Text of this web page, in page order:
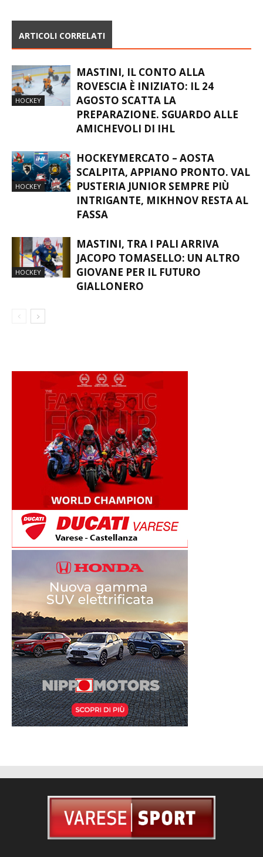
ARTICOLI CORRELATI
HOCKEY
MASTINI, IL CONTO ALLA
ROVESCIA È INIZIATO: IL 24
AGOSTO SCATTA LA
PREPARAZIONE. SGUARDO ALLE
AMICHEVOLI DI IHL
HOCKEY
HOCKEYMERCATO – AOSTA
SCALPITA, APPIANO PRONTO. VAL
PUSTERIA JUNIOR SEMPRE PIÙ
INTRIGANTE, MIKHNOV RESTA AL
FASSA
HOCKEY
MASTINI, TRA I PALI ARRIVA
JACOPO TOMASELLO: UN ALTRO
GIOVANE PER IL FUTURO
GIALLONERO